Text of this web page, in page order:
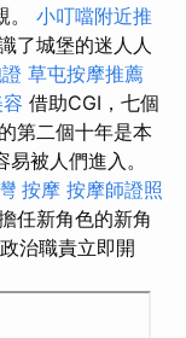
。 小叮噹附近推
了城堡的迷人人
草屯按摩推薦
借助CGI，七個
第二個十年是本
被人們進入。
按摩 按摩師證照
任新角色的新角
政治職責立即開